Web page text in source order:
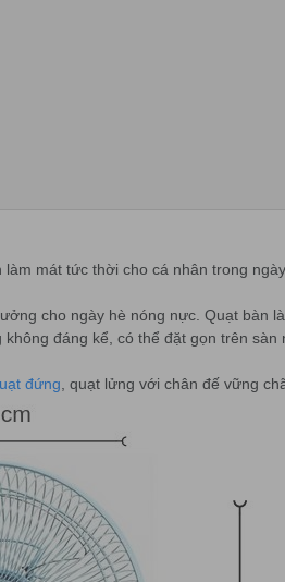
mát tức thời cho cá nhân trong
cho ngày hè nóng nực. Quạt bàn
đáng kể, có thể đặt gọn trên
đứng , quạt lửng với chân đế vững